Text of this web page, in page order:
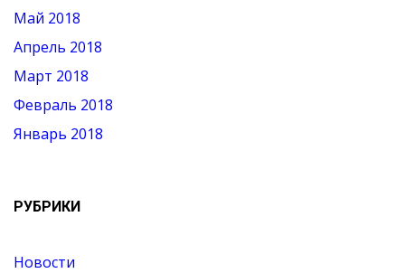
Май 2018
Апрель 2018
Март 2018
Февраль 2018
Январь 2018
РУБРИКИ
Новости